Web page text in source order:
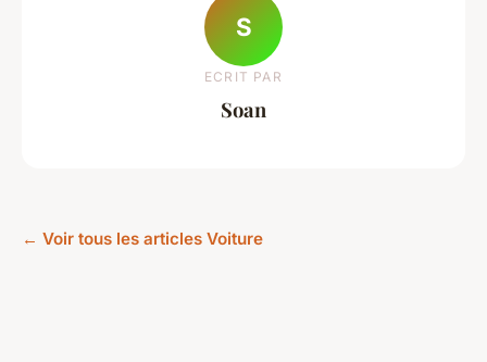
S
ECRIT PAR
Soan
← Voir tous les articles Voiture